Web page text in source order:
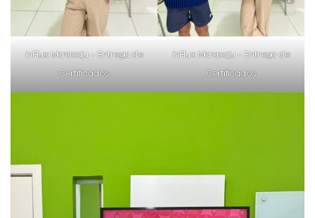
inFlux Maracaju – Entrega de
Certificados
inFlux Maracaju – Entrega de
Certificados